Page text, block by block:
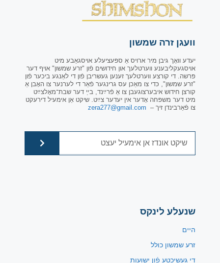
וועגן זרה שמשון
יעדע וואָך גיבן מיר ארויס אַ ספּעציעלע אויסגאַבע מיט
אויסגעקליבענע ווערטלעך און חידושים פֿון "זרע שמשון" אויף דער
פּרשה. די קורצע ווערטלעך זענען געשריבן פֿון די לאַנגע ביכער פֿון
"זרע שמשון", כּדי צו מאַכן עס גרינגער פֿאַר די לערנער צו האָבן אַ
קורצן חידוש איבערצוגעבן צו אַ פֿרײַנד, בײַ דער שבת־מאָלצײַט
מיט דער משפּחה אָדער אין יעדער צײַט. שיקט אַן אימעיל דירעקט
צו פֿאַרבינדן זיך – zera277@gmail.com
שנעלע לינקס
היים
זרע שמשון כולל
די געשיכטע פֿון ישועות